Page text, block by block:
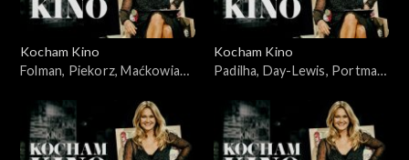
Kocham Kino
Folman, Piekorz, Maćkowiak,
Kocham Kino
Padilha, Day-Lewis, Portman,